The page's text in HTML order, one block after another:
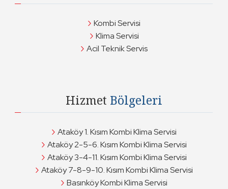
Kombi Servisi
Klima Servisi
Acil Teknik Servis
Hizmet Bölgeleri
Ataköy 1. Kısım Kombi Klima Servisi
Ataköy 2-5-6. Kısım Kombi Klima Servisi
Ataköy 3-4-11. Kısım Kombi Klima Servisi
Ataköy 7-8-9-10. Kısım Kombi Klima Servisi
Basınköy Kombi Klima Servisi